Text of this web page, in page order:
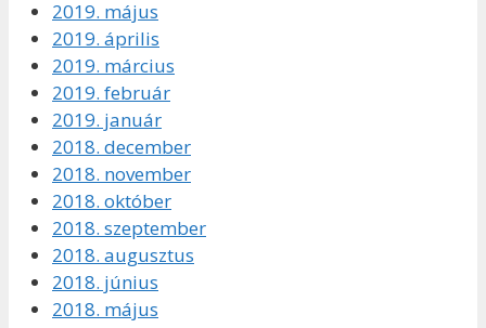
2019. május
2019. április
2019. március
2019. február
2019. január
2018. december
2018. november
2018. október
2018. szeptember
2018. augusztus
2018. június
2018. május